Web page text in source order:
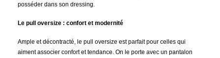
posséder dans son dressing.
Le pull oversize : confort et modernité
Ample et décontracté, le pull oversize est parfait pour celles qui
aiment associer confort et tendance. On le porte avec un pantalon